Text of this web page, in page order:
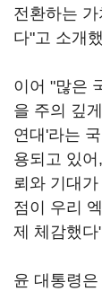
전환하는
다"고 소개
이어 "많은
을 주의 깊
연대'라는
용되고 있
뢰와 기대
점이 우리
제 체감했
윤 대통령